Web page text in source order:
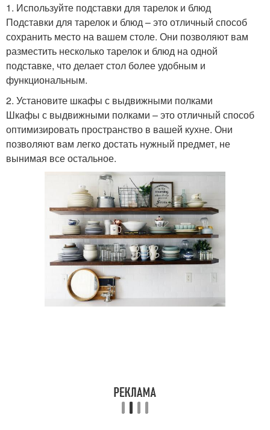
1. Используйте подставки для тарелок и блюд
Подставки для тарелок и блюд – это отличный способ
сохранить место на вашем столе. Они позволяют вам
разместить несколько тарелок и блюд на одной
подставке, что делает стол более удобным и
функциональным.
2. Установите шкафы с выдвижными полками
Шкафы с выдвижными полками – это отличный способ
оптимизировать пространство в вашей кухне. Они
позволяют вам легко достать нужный предмет, не
вынимая все остальное.